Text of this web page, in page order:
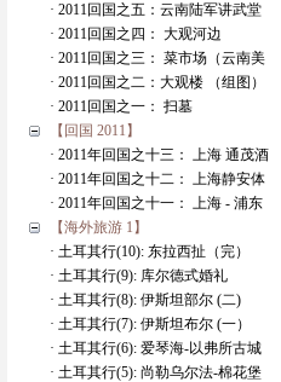
· 2011回国之五：云南陆军讲武堂
· 2011回国之四： 大观河边
· 2011回国之三： 菜市场（云南美
· 2011回国之二：大观楼 （组图）
· 2011回国之一： 扫墓
【回国 2011】
· 2011年回国之十三： 上海 通茂酒
· 2011年回国之十二： 上海静安体
· 2011年回国之十一： 上海 - 浦东
【海外旅游 1】
· 土耳其行(10): 东拉西扯（完）
· 土耳其行(9): 库尔德式婚礼
· 土耳其行(8): 伊斯坦部尔 (二)
· 土耳其行(7): 伊斯坦布尔 (一）
· 土耳其行(6): 爱琴海-以弗所古城
· 土耳其行(5): 尚勒乌尔法-棉花堡